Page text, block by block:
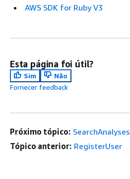
AWS SDK for Ruby V3
Esta página foi útil?
Sim
Não
Fornecer feedback
Próximo tópico: SearchAnalyses
Tópico anterior: RegisterUser